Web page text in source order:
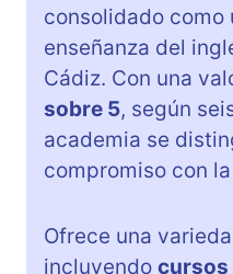
consolidado como
enseñanza del
Cádiz. Con una
sobre 5, según
academia se
compromiso con
Ofrece una
incluyendo cursos